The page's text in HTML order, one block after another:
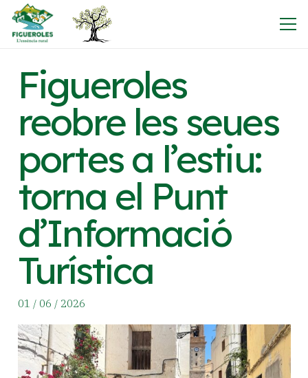
Figueroles
reobre les seues
portes a l’estiu:
torna el Punt
d’Informació
Turística
01 / 06 / 2026